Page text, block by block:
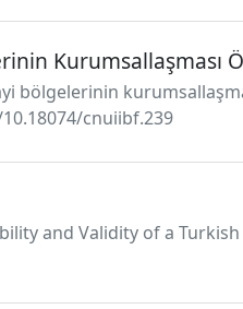
Kurumsallaşması
bölgelerinin
cnuiibf.239
and Validity of a